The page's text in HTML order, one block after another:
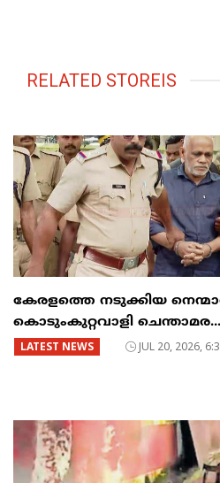
RELATED STOREIS
കേരളത്തെ നടുക്കിയ
കൊടുംകുറ്റവാളി ചെന്താമര...
LATEST NEWS JUL 20, 2026,